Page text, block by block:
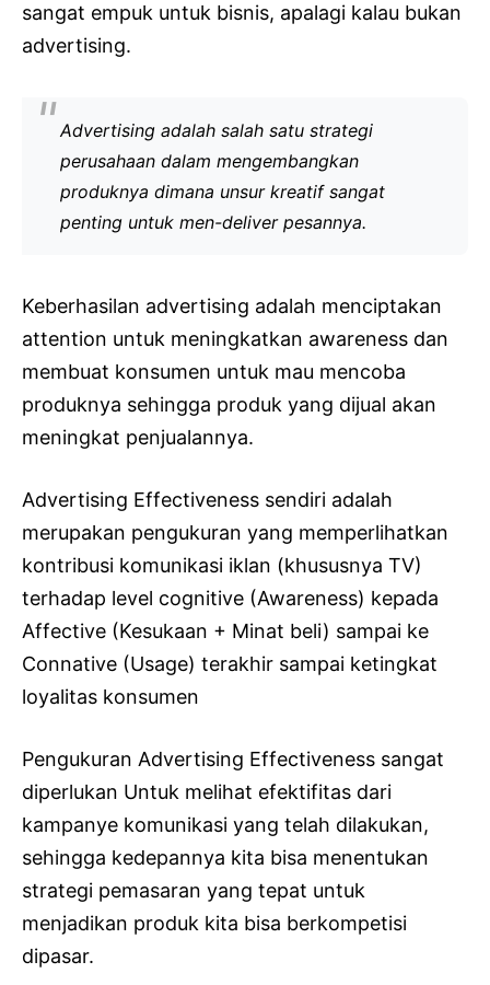
sangat empuk untuk bisnis, apalagi kalau bukan
advertising.
Advertising adalah salah satu strategi
perusahaan dalam mengembangkan
produknya dimana unsur kreatif sangat
penting untuk men-deliver pesannya.
Keberhasilan advertising adalah menciptakan
attention untuk meningkatkan awareness dan
membuat konsumen untuk mau mencoba
produknya sehingga produk yang dijual akan
meningkat penjualannya.
Advertising Effectiveness sendiri adalah
merupakan pengukuran yang memperlihatkan
kontribusi komunikasi iklan (khususnya TV)
terhadap level cognitive (Awareness) kepada
Affective (Kesukaan + Minat beli) sampai ke
Connative (Usage) terakhir sampai ketingkat
loyalitas konsumen
Pengukuran Advertising Effectiveness sangat
diperlukan Untuk melihat efektifitas dari
kampanye komunikasi yang telah dilakukan,
sehingga kedepannya kita bisa menentukan
strategi pemasaran yang tepat untuk
menjadikan produk kita bisa berkompetisi
dipasar.